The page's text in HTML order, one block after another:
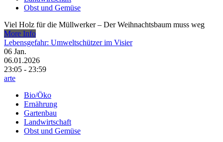
Obst und Gemüse
Viel Holz für die Müllwerker – Der Weihnachtsbaum muss weg
More Info
Lebensgefahr: Umweltschützer im Visier
06 Jan.
06.01.2026
23:05 - 23:59
arte
Bio/Öko
Ernährung
Gartenbau
Landwirtschaft
Obst und Gemüse